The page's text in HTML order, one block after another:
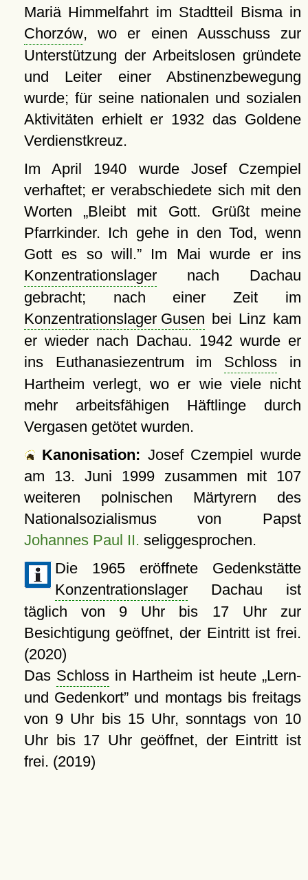
Mariä Himmelfahrt im Stadtteil Bisma in
Chorzów, wo er einen Ausschuss zur
Unterstützung der Arbeitslosen gründete
und Leiter einer Abstinenzbewegung
wurde; für seine nationalen und sozialen
Aktivitäten erhielt er 1932 das Goldene
Verdienstkreuz.
Im April 1940 wurde Josef Czempiel
verhaftet; er verabschiedete sich mit den
Worten Bleibt mit Gott. Grüßt meine
Pfarrkinder. Ich gehe in den Tod, wenn
Gott es so will.
Im Mai wurde er ins
Konzentrationslagernach Dachau
gebracht; nach einer Zeit im
Konzentrationslager Gusen bei Linz kam
er wieder nach Dachau. 1942 wurde er
ins Euthanasiezentrum im Schloss in
Hartheim verlegt, wo er wie viele nicht
mehr arbeitsfähigen Häftlinge durch
Vergasen getötet wurden.
Kanonisation: Josef Czempiel wurde
am 13. Juni 1999zusammen mit 107
weiteren polnischen Märtyrern des
Nationalsozialismus von Papst
Johannes Paul II. seliggesprochen.
Die 1965 eröffnete Gedenkstätte
KonzentrationslagerDachau ist
täglich von 9 Uhr bis 17 Uhr zur
Besichtigung geöffnet, der Eintritt ist frei.
(2020)
Das Schloss in Hartheim ist heute Lern-
und Gedenkort
und montags bis freitags
von 9 Uhr bis 15 Uhr, sonntags von 10
Uhr bis 17 Uhr geöffnet, der Eintritt ist
frei. (2019)